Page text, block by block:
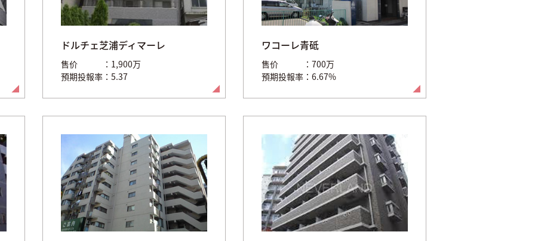
ドルチェ芝浦ディマーレ
售价
1,900万
預期投報率
5.37
ワコーレ青砥
售价
700万
預期投報率
6.67%